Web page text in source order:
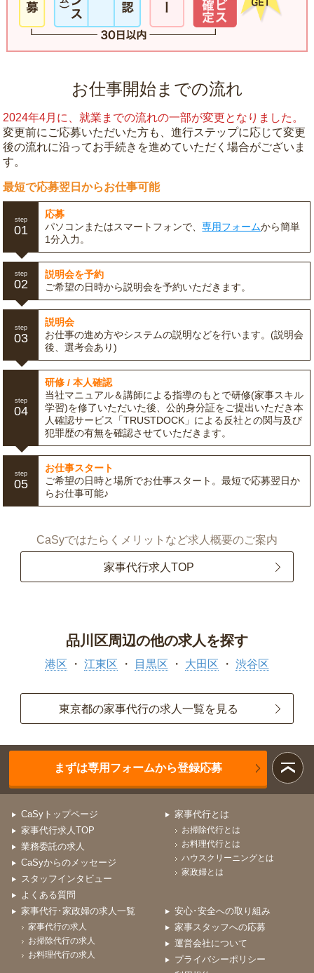
お仕事開始までの流れ
2024年4月に、就業までの流れの一部が変更となりました。
変更前にご応募いただいた方も、進行ステップに応じて変更
後の流れに沿ってお手続きを進めていただく場合がございま
す。
最短で応募翌日からお仕事可能
step
01
応募
パソコンまたはスマートフォンで、専用フォームから簡単
1分入力。
step
02
説明会を予約
ご希望の日時から説明会を予約いただきます。
step
03
説明会
お仕事の進め方やシステムの説明などを行います。(説明会
後、選考会あり)
step
04
研修 / 本人確認
当社マニュアル＆講師による指導のもとで研修(家事スキル
学習)を修了いただいた後、公的身分証をご提出いただき本
人確認サービス「TRUSTDOCK」による反社との関与及び
犯罪歴の有無を確認させていただきます。
step
05
お仕事スタート
ご希望の日時と場所でお仕事スタート。最短で応募翌日か
らお仕事可能♪
CaSyではたらくメリットなど求人概要のご案内
家事代行求人TOP
品川区周辺の他の求人を探す
港区 江東区 目黒区 大田区 渋谷区
東京都の家事代行の求人一覧を見る
まずは専用フォームから登録応募
CaSyトップページ
家事代行求人TOP
業務委託の求人
CaSyからのメッセージ
スタッフインタビュー
よくある質問
家事代行とは
お掃除代行とは
お料理代行とは
ハウスクリーニングとは
家政婦とは
家事代行･家政婦の求人一覧
家事代行の求人
お掃除代行の求人
お料理代行の求人
安心･安全への取り組み
家事スタッフへの応募
運営会社について
プライバシーポリシー